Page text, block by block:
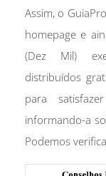
Assim, o
homepage e
(Dez Mil)
distribuídos
para
informando-a
Podemos